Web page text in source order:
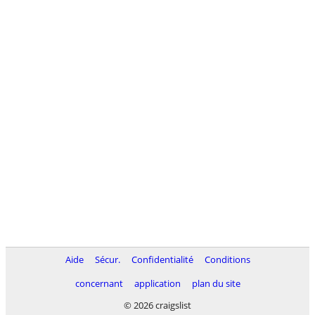
Aide Sécur. Confidentialité
Conditions
concernant
application
plan du site
© 2026 craigslist